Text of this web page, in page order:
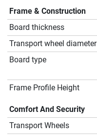
Frame & Construction
Board thickness
Transport wheel diameter
Board type
Frame Profile Height
Comfort And Security
Transport Wheels